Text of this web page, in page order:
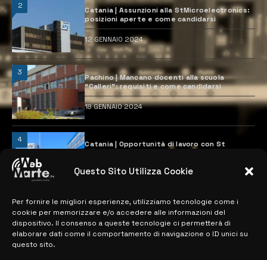
Questo Sito Utilizza Cookie
Per fornire le migliori esperienze, utilizziamo tecnologie come i
cookie per memorizzare e/o accedere alle informazioni del
dispositivo. Il consenso a queste tecnologie ci permetterà di
elaborare dati come il comportamento di navigazione o ID unici su
questo sito.
2
Catania | Assunzioni alla StMicroelectronics:
posizioni aperte e come candidarsi
12 GENNAIO 2024
3
Pachino | Mancano docenti alla scuola
“Calleri”: requisiti e come candidarsi
18 GENNAIO 2024
4
Catania | Opportunità di lavoro con St
28 MARZO 2024
MAPPA DEL SITO
> NOTIZIE